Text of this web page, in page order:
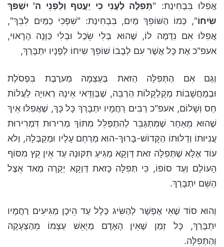
אֲפִלּוּ בִּבְחִינַת: "תְּפִלָּה לְעָנִי כִי יַעֲטף וְלִפְנֵי ה' יִשְׁפּךְ
שִׂיחוֹ", כְּמוֹ הַשּׁוֹפֵךְ מַיִם, בִּבְחִינַת: "שִׁפְכִי כַמַּיִם לִבֵּךְ",
אֲפִלּוּ אִם נִדְמֶה לוֹ, שֶׁהוּא בְּלִי שֵׂכֶל וּבְלִי כַּוָּנָה הָרָאוּי,
אעפ"כ אֶת כָּל אֲשֶׁר עִם לְבָבוֹ שׁוֹפֵךְ שִיחוֹ לְפָנָיו יִתְבָּרַךְ,
וְגַם אִם הַתְּפִלָּה הַזּאת בְּעַצְמָהּ מְערֶבֶת בִּפְסֹלֶת
וּבְמַחֲשָׁבוֹת מְקֻלְקָלוֹת הַרְבֵּה, שֶׁבְּוַדַּאי אֵינָהּ רְאוּיָה לַעֲלוֹת
חַס וְשָׁלוֹם, אעפ"כ רַבִּים רַחֲמָיו יִתְבָּרַךְ כָּל כָּךְ, שֶׁאֲפִלּוּ אֵיךְ
שֶׁהוּא מֵאַחַר שֶׁמִּתְגַּבֵּר לְהִתְפַּלֵּל מִתּוֹךְ מְרִירוּת דִּמְרִירוּת
עֲנִיּוּתוֹ וְדַלּוּתוֹ הַקָּדוֹשׁ-בָּרוּךְ-הוּא מְרַחֵם עָלָיו וּמְקַבְּלָהּ, וְלא
עוֹד אֶלָּא שֶׁתְּפִלָּה זאת דַּוְקָא מַגִּיעַ תִּקּוּנָהּ עַד אֵין קֵץ מִסּוֹף
הָעוֹלָם וְעַד סוֹפוֹ, כִּי תְּפִלָּה כָּזאת דַּוְקָא יְקָרָה מְאד אֵצֶל
הַשֵּׁם יִתְבָּרַךְ.
וְהוּא סוֹד שֶׁאִי אֶפְשָׁר לְהַשִּׂיג כְּלָל עַד הֵיכָן מַגִּיעִים רַחֲמָיו
יִתְבָּרַךְ, כָּל זְמַן שֶׁאֵין הָאָדָם מְיָאֵשׁ עַצְמוֹ מֵהַצְּעָקָה
וְהַתְּפִלָּה.